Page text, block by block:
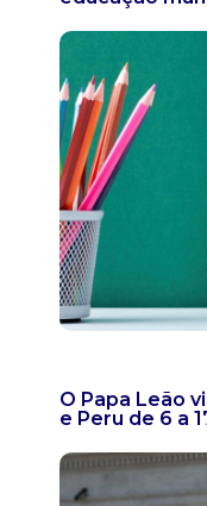
O Papa Leão
e Peru de 6 a